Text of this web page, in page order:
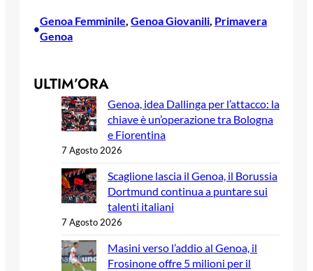
•
Genoa Femminile, Genoa Giovanili, Primavera
Genoa
ULTIM’ORA
Genoa, idea Dallinga per l’attacco: la
chiave è un’operazione tra Bologna
e Fiorentina
7 Agosto 2026
Scaglione lascia il Genoa, il Borussia
Dortmund continua a puntare sui
talenti italiani
7 Agosto 2026
Masini verso l’addio al Genoa, il
Frosinone offre 5 milioni per il